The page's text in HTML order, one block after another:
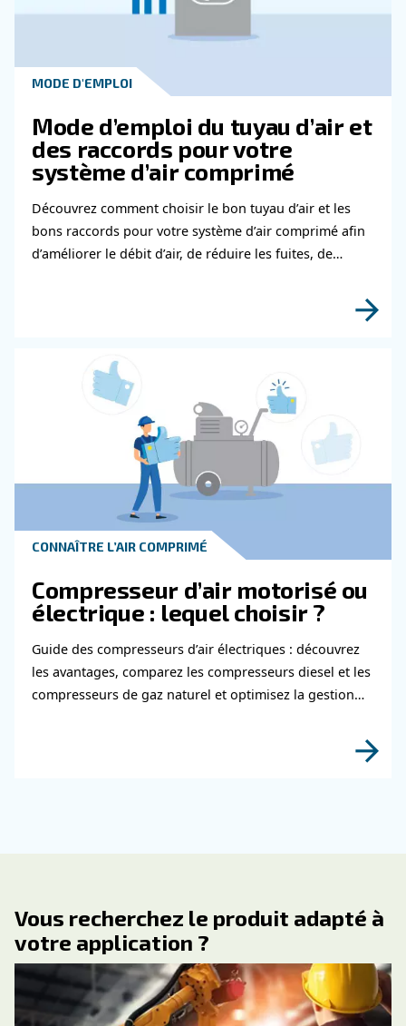
Vous souhaitez en savoir plus sur nos produits
nos experts vous contacteront dès que possible.
Apprenez-en plus sur ce sujet auprès de nos experts
En savoir plus sur la sécurité
CONNAÎTRE L’AIR COMPRIMÉ